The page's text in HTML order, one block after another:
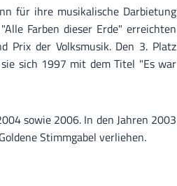
für ihre musikalische Darbietung
Farben dieser Erde" erreichten
Prix der Volksmusik. Den 3. Platz
sich 1997 mit dem Titel "Es war
sowie 2006. In den Jahren 2003
Stimmgabel verliehen.